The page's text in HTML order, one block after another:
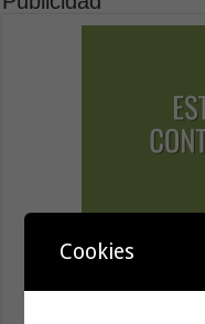
Cookies